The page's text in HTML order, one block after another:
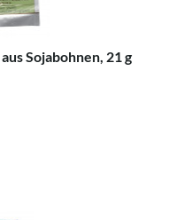
Sojabohnen, 21 g